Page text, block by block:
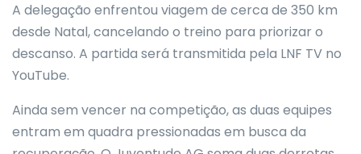
A delegação enfrentou viagem de cerca de 350 km
desde Natal, cancelando o treino para priorizar o
descanso. A partida será transmitida pela LNF TV no
YouTube.
Ainda sem vencer na competição, as duas equipes
entram em quadra pressionadas em busca da